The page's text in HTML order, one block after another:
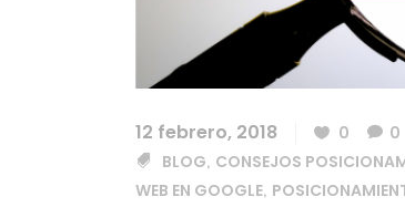
12 febrero, 2018 0
0
BLOG, CONSEJOS
WEB EN GOOGLE,